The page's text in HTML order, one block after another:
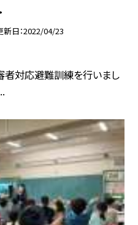
新日 2022/04/23
者対応避難訓練を行いまし